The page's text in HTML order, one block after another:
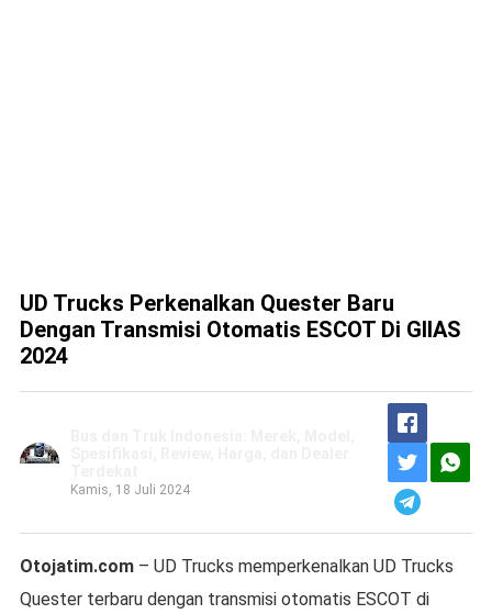
UD Trucks Perkenalkan Quester Baru
Dengan Transmisi Otomatis ESCOT Di GIIAS
2024
Kamis, 18 Juli 2024
Otojatim.com– UD Trucks memperkenalkan UD Trucks
Quester terbaru dengan transmisi otomatis ESCOT di